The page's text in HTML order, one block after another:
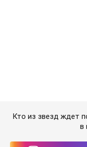
Кто из звезд ждет
в